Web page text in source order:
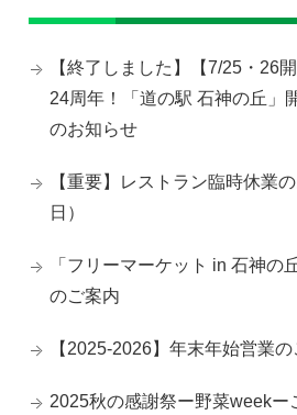
【終了しました】【7/25・26
24周年！「道の駅 石神の丘」
のお知らせ
【重要】レストラン臨時休業
日）
「フリーマーケット in 石神の
のご案内
【2025-2026】年末年始営業
2025秋の感謝祭ー野菜weekー